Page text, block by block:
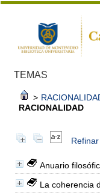
TEMAS
>
RACIONALIDAD
Anuario
La coherencia